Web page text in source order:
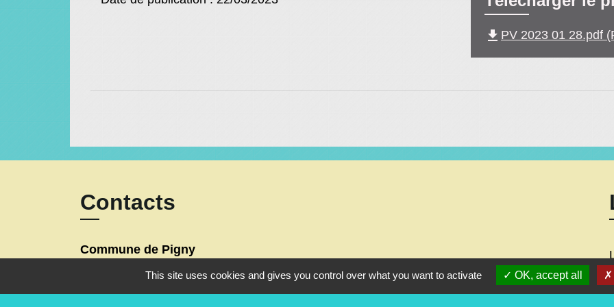
file_download PV 2023 01 28.pdf
Contacts
Commune de Pigny
This site uses cookies and gives you control over what you want to activate OK, accept all